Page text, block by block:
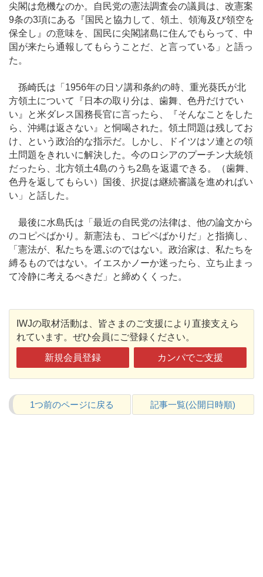
尖閣は危機なのか。自民党の憲法調査会の議員は、改憲案
9条の3項にある『国民と協力して、領土、領海及び領空を
保全し』の意味を、国民に尖閣諸島に住んでもらって、中
国が来たら通報してもらうことだ、と言っている」と語っ
た。
孫崎氏は「1956年の日ソ講和条約の時、重光葵氏が北
方領土について『日本の取り分は、歯舞、色丹だけでい
い』と米ダレス国務長官に言ったら、『そんなことをした
ら、沖縄は返さない』と恫喝された。領土問題は残してお
け、という政治的な指示だ。しかし、ドイツはソ連との領
土問題をきれいに解決した。今のロシアのプーチン大統領
だったら、北方領土4島のうち2島を返還できる。（歯舞、
色丹を返してもらい）国後、択捉は継続審議を進めればい
い」と話した。
最後に水島氏は「最近の自民党の法律は、他の論文から
のコピペばかり。新憲法も、コピペばかりだ」と指摘し、
「憲法が、私たちを選ぶのではない。政治家は、私たちを
縛るものではない。イエスかノーか迷ったら、立ち止まっ
て冷静に考えるべきだ」と締めくくった。
IWJの取材活動は、皆さまのご支援により直接支えら
れています。ぜひ会員にご登録ください。
新規会員登録 カンパでご支援
1つ前のページに戻る 記事一覧(公開日時順)